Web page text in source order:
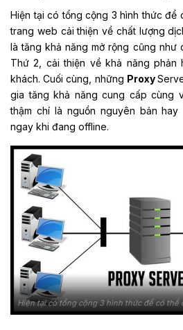
Hiện tại có tổng cộng 3 hình thức để
trang web cải thiện về chất lượng
là tăng khả năng mở rộng cũng như
Thứ 2, cải thiện về khả năng phản
khách. Cuối cùng, những Proxy
gia tăng khả năng cung cấp cùng
thậm chí là nguồn nguyên bản
ngay khi đang offline.
Hiện tại có tổng cộng 3 hình thức để có thể